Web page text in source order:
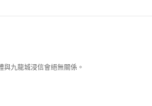
九龍城浸信會絕無關係。